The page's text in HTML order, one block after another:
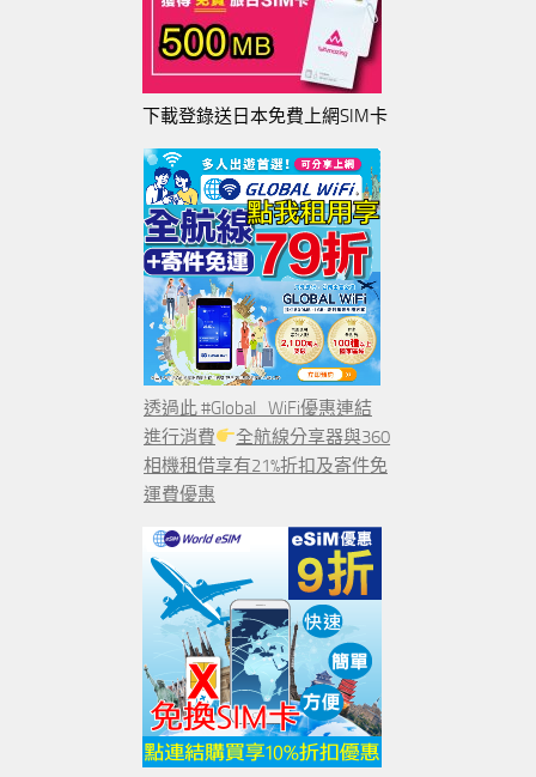
下載登錄送日本免費上網SIM卡
透過此 #Global_WiFi優惠連結
進行消費
全航線分享器與360
相機租借享有21%折扣及寄件免
運費優惠